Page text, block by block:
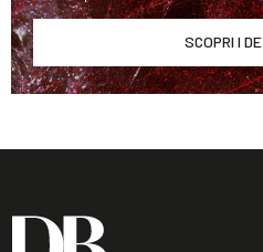
SCOPRI I